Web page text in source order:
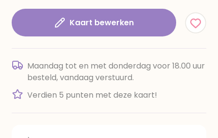
Kaart bewerken
Maandag tot en met donderdag voor 18.00 uur
besteld, vandaag verstuurd.
Verdien 5 punten met deze kaart!